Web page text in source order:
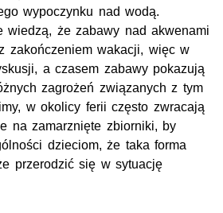
wypoczynku nad wodą.
wiedzą, że zabawy nad akwenami
zakończeniem wakacji, więc w
a czasem zabawy pokazują
zagrożeń związanych z tym
w okolicy ferii często zwracają
na zamarznięte zbiorniki, by
dzieciom, że taka forma
przerodzić się w sytuację